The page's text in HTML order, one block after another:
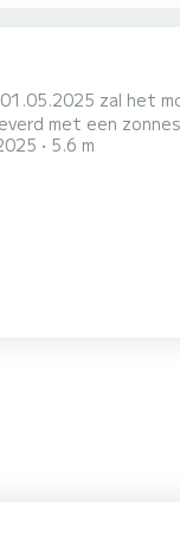
zal het
met een
5.6 m